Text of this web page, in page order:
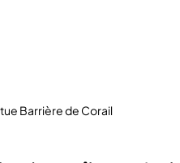
Barrière de Corail